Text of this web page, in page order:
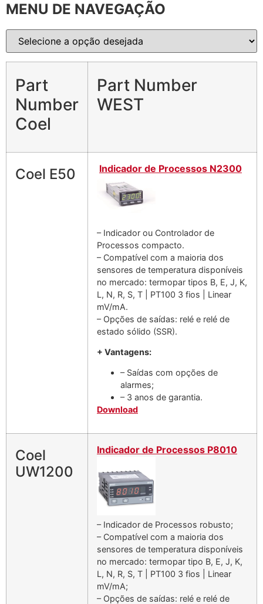
MENU DE NAVEGAÇÃO
Part
Number
Coel
Part Number
WEST
Coel E50 Indicador de Processos N2300
– Indicador ou Controlador de
Processos compacto.
– Compatível com a maioria dos
sensores de temperatura disponíveis
no mercado: termopar tipos B, E, J, K,
L, N, R, S, T | PT100 3 fios | Linear
mV/mA.
– Opções de saídas: relé e relé de
estado sólido (SSR).
+ Vantagens:
– Saídas com opções de
alarmes;
– 3 anos de garantia.
Download
Coel
UW1200
Indicador de Processos P8010
– Indicador de Processos robusto;
– Compatível com a maioria dos
sensores de temperatura disponíveis
no mercado: termopar tipo B, E, J, K,
L, N, R, S, T | PT100 3 fios | Linear
mV/mA;
– Opções de saídas: relé e relé de